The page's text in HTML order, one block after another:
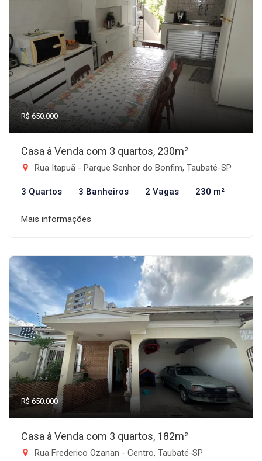
R$ 650.000
Casa à Venda com 3 quartos, 230m²
Rua Itapuã - Parque Senhor do Bonfim, Taubaté-SP
3 Quartos 3 Banheiros 2 Vagas 230 m²
Mais informações
R$ 650.000
Casa à Venda com 3 quartos, 182m²
Rua Frederico Ozanan - Centro, Taubaté-SP